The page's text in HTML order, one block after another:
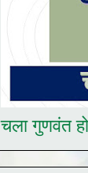
चला गुणवंत